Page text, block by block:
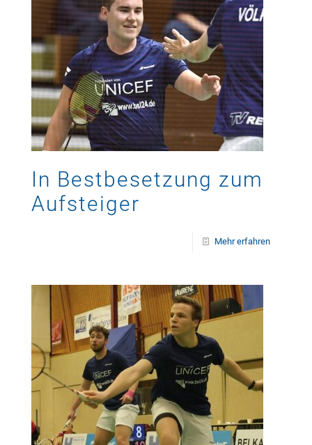
In Bestbesetzung zum
Aufsteiger
Mehr erfahren